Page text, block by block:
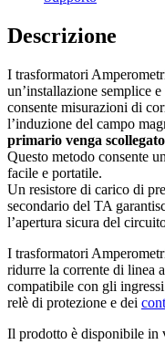
Descrizione
I trasformatori
un’installazione semplice
consente misurazioni di
l’induzione del campo
primario venga scollegato
Questo metodo consente
facile e portatile.
Un resistore di carico di
secondario del TA
l’apertura sicura del
I trasformatori
ridurre la corrente di linea
compatibile con gli
relè di protezione e dei
Il prodotto è disponibile in